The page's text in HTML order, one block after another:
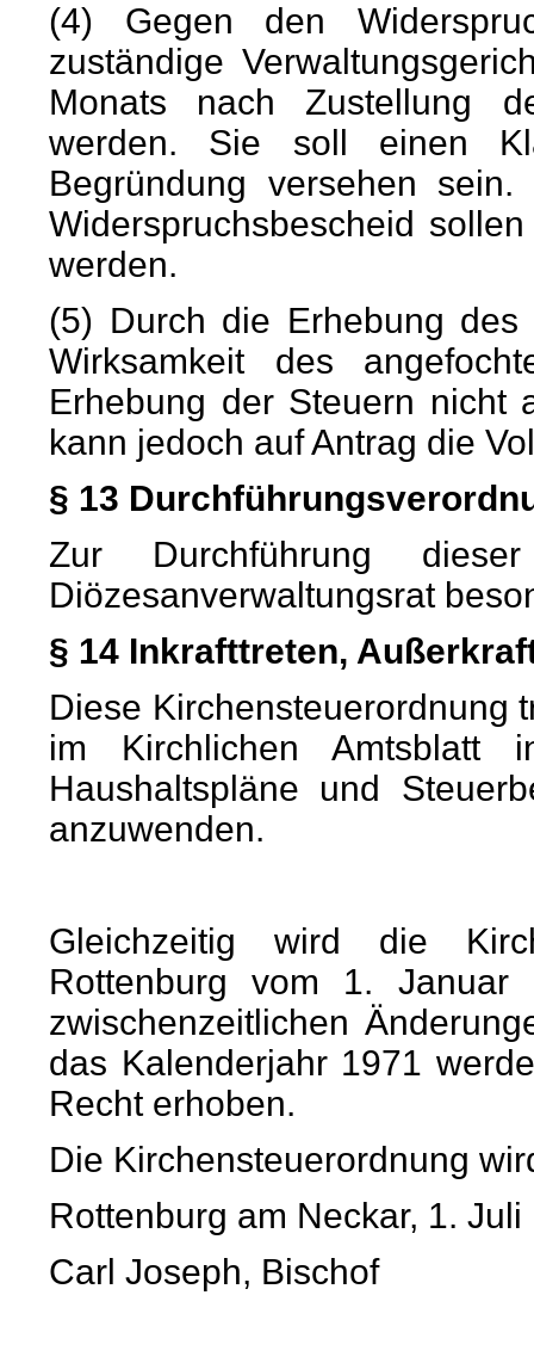
(4) Gegen den
zuständige
Monats nach Zustellung
werden. Sie soll einen
Begründung versehen
Widerspruchsbescheid
werden.
(5) Durch die Erhebung
Wirksamkeit des
Erhebung der Steuern nicht
kann jedoch auf Antrag die
§ 13
Zur Durchführung
Diözesanverwaltungsrat
§ 14 Inkrafttreten,
Diese Kirchensteuerordnung
im Kirchlichen
Haushaltspläne und
anzuwenden.
Gleichzeitig wird die
Rottenburg vom 1.
zwischenzeitlichen
das Kalenderjahr 1971
Recht erhoben.
Die Kirchensteuerordnung
Rottenburg am Neckar, 1.
Carl Joseph, Bischof